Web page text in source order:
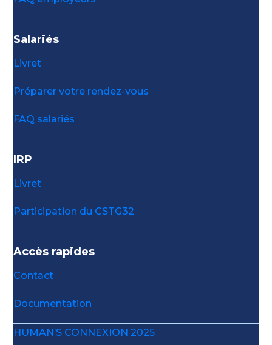
Salariés
Livret
Préparer votre rendez-vous
FAQ salariés
IRP
Livret
Participation du CSTG32
Accès rapides
Contact
Documentation
HUMAN’S CONNEXION 2025